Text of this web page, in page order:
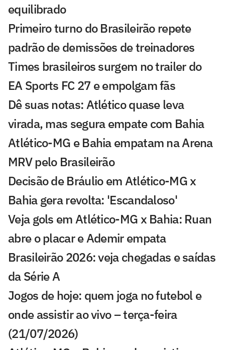
equilibrado
Primeiro turno do Brasileirão repete
padrão de demissões de treinadores
Times brasileiros surgem no trailer do
EA Sports FC 27 e empolgam fãs
Dê suas notas: Atlético quase leva
virada, mas segura empate com Bahia
Atlético-MG e Bahia empatam na Arena
MRV pelo Brasileirão
Decisão de Bráulio em Atlético-MG x
Bahia gera revolta: 'Escandaloso'
Veja gols em Atlético-MG x Bahia: Ruan
abre o placar e Ademir empata
Brasileirão 2026: veja chegadas e saídas
da Série A
Jogos de hoje: quem joga no futebol e
onde assistir ao vivo – terça-feira
(21/07/2026)